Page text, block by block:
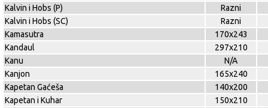
Kalvin i Hobs (P)
Razni
Kalvin i Hobs (SC)
Razni
Kamasutra
170x243
Kandaul
297x210
Kanu
N/A
Kanjon
165x240
Kapetan Gaćeša
140x200
Kapetan i Kuhar
150x210